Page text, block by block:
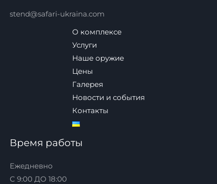
stend@safari-ukraina.com
О комплексе
Услуги
Наше оружие
Цены
Галерея
Новости и события
Контакты
Время работы
Ежедневно
С 9:00 ДО 18:00